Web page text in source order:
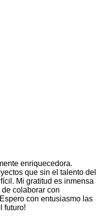
enriquecedora.
que sin el talento del
Mi gratitud es inmensa
colaborar con
con entusiasmo las
futuro!